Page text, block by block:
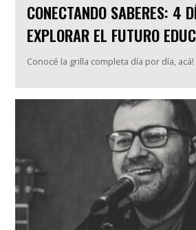
CONECTANDO SABERES: 4
EXPLORAR EL FUTURO
Conocé la grilla completa día por día, acá!